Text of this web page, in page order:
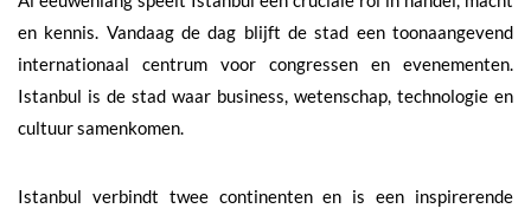
en kennis. Vandaag de dag blijft de stad een toonaangevend
internationaal centrum voor congressen en evenementen.
Istanbul is de stad waar business, wetenschap, technologie en
cultuur samenkomen.
Istanbul verbindt twee continenten en is een inspirerende